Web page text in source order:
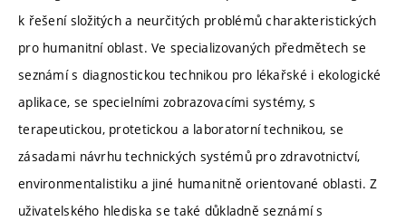
k řešení složitých a neurčitých problémů charakteristických
pro humanitní oblast. Ve specializovaných předmětech se
seznámí s diagnostickou technikou pro lékařské i ekologické
aplikace, se specielními zobrazovacími systémy, s
terapeutickou, protetickou a laboratorní technikou, se
zásadami návrhu technických systémů pro zdravotnictví,
environmentalistiku a jiné humanitně orientované oblasti. Z
uživatelského hlediska se také důkladně seznámí s